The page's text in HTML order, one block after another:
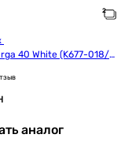
40 White (K677-018/C
аналог